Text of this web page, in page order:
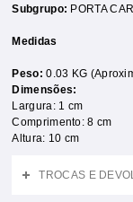
Subgrupo: PORTA
Medidas
Peso:0.03 KG
Dimensões:
Largura: 1 cm
Comprimento: 8 cm
Altura: 10 cm
TROCAS E